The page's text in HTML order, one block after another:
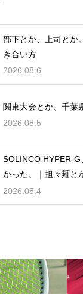
部下とか、上司とか
き合い方
2026.08.6
関東大会とか、千葉
2026.08.5
SOLINCO HYPER-G
かった。｜担々麺と
ニスとか。
2026.08.4